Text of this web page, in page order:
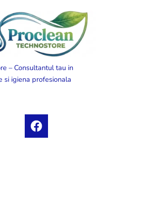
– Consultantul tau in
si igiena profesionala
F
a
c